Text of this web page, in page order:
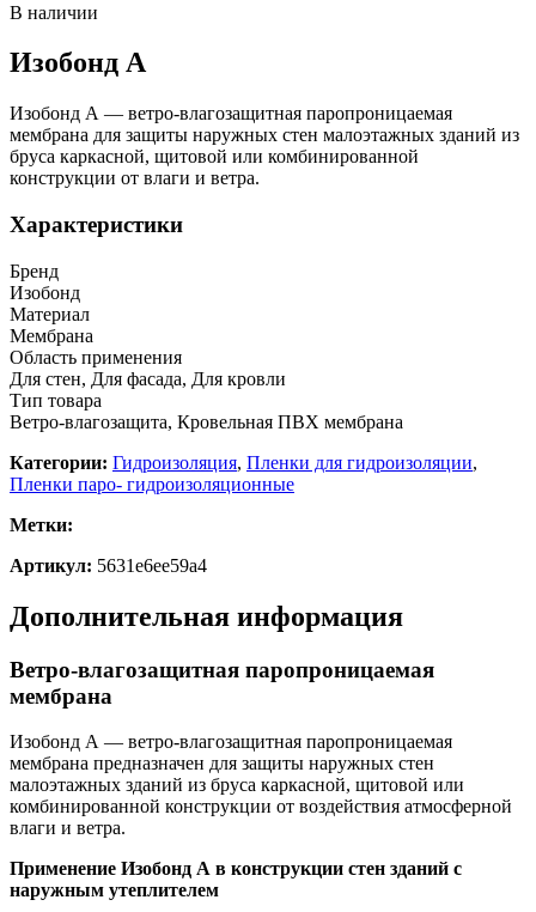
В наличии
Изобонд A
Изобонд А — ветро-влагозащитная паропроницаемая
мембрана для защиты наружных стен малоэтажных зданий из
бруса каркасной, щитовой или комбинированной
конструкции от влаги и ветра.
Характеристики
Бренд
Изобонд
Материал
Мембрана
Область применения
Для стен, Для фасада, Для кровли
Тип товара
Ветро-влагозащита, Кровельная ПВХ мембрана
Категории: Гидроизоляция, Пленки для гидроизоляции,
Пленки паро- гидроизоляционные
Метки:
Артикул: 5631e6ee59a4
Дополнительная информация
Ветро-влагозащитная паропроницаемая
мембрана
Изобонд А — ветро-влагозащитная паропроницаемая
мембрана предназначен для защиты наружных стен
малоэтажных зданий из бруса каркасной, щитовой или
комбинированной конструкции от воздействия атмосферной
влаги и ветра.
Применение Изобонд А в конструкции стен зданий с
наружным утеплителем